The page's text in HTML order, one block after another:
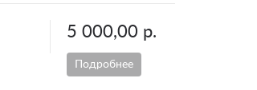
5 000,00 р.
Подробнее